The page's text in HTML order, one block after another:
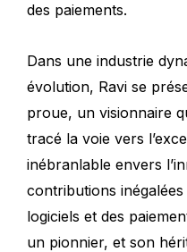
des paiements.
Dans une industrie
évolution, Ravi se
proue, un visionnaire
tracé la voie vers
inébranlable envers
contributions
logiciels et des
un pionnier, et son